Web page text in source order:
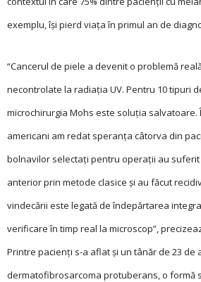
exemplu, își pierd viața în primul an de
“Cancerul de piele a devenit o problemă
necontrolate la radiația UV. Pentru 10 tipuri
microchirurgia Mohs este soluția salvatoare.
americani am redat speranța câtorva din
bolnavilor selectați pentru operații au
anterior prin metode clasice și au făcut
vindecării este legată de îndepărtarea
verificare în timp real la microscop”,
Printre pacienți s-a aflat și un tânăr de 23 de
dermatofibrosarcoma protuberans, o formă